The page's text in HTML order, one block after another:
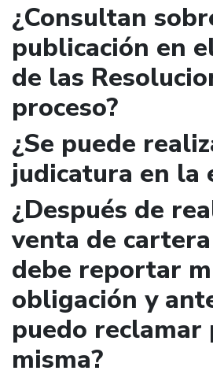
¿Consultan
publicación en
de las
proceso?
¿Se puede
judicatura en la
¿Después de
venta de
debe reportar
obligación y
puedo reclamar
misma?